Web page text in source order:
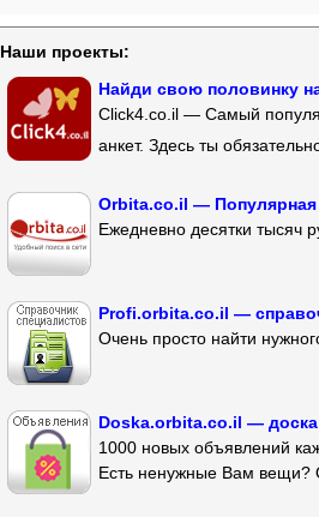
Наши проекты:
Найди свою половинку
Click4.co.il — Самый
анкет. Здесь ты
Orbita.co.il —
Ежедневно десятки тысяч
Profi.orbita.co.il —
Очень просто найти
Doska.orbita.co.il —
1000 новых объявлений
Есть ненужные Вам вещи?